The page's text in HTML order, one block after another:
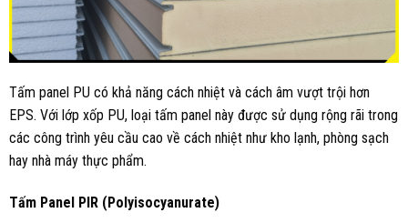
Tấm panel PU có khả năng cách nhiệt và cách âm vượt trội hơn
EPS. Với lớp xốp PU, loại tấm panel này được sử dụng rộng rãi trong
các công trình yêu cầu cao về cách nhiệt như kho lạnh, phòng sạch
hay nhà máy thực phẩm.
Tấm Panel PIR (Polyisocyanurate)